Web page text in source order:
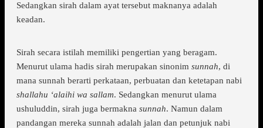
Sedangkan sirah dalam ayat tersebut maknanya adalah
keadan.
Sirah secara istilah memiliki pengertian yang beragam.
Menurut ulama hadis sirah merupakan sinonim sunnah, di
mana sunnah berarti perkataan, perbuatan dan ketetapan nabi
shallahu ‘alaihi wa sallam. Sedangkan menurut ulama
ushuluddin, sirah juga bermakna sunnah. Namun dalam
pandangan mereka sunnah adalah jalan dan petunjuk nabi